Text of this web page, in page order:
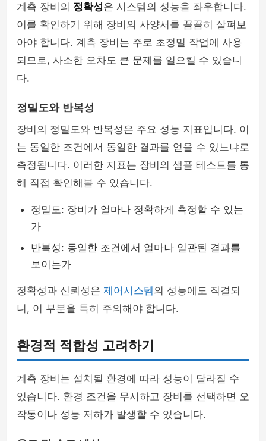
계측 장비의 정확성은 시스템의 성능을 좌우합니다.
이를 확인하기 위해 장비의 사양서를 꼼꼼히 살펴보
아야 합니다. 계측 장비는 주로 초정밀 작업에 사용
되므로, 사소한 오차도 큰 문제를 일으킬 수 있습니
다.
정밀도와 반복성
장비의 정밀도와 반복성은 주요 성능 지표입니다. 이
는 동일한 조건에서 동일한 결과를 얻을 수 있느냐로
측정됩니다. 이러한 지표는 장비의 샘플 테스트를 통
해 직접 확인해볼 수 있습니다.
정밀도: 장비가 얼마나 정확하게 측정할 수 있는
가
반복성: 동일한 조건에서 얼마나 일관된 결과를
보이는가
정확성과 신뢰성은 제어시스템의 성능에도 직결되
니, 이 부분을 특히 주의해야 합니다.
환경적 적합성 고려하기
계측 장비는 설치될 환경에 따라 성능이 달라질 수
있습니다. 환경 조건을 무시하고 장비를 선택하면 오
작동이나 성능 저하가 발생할 수 있습니다.